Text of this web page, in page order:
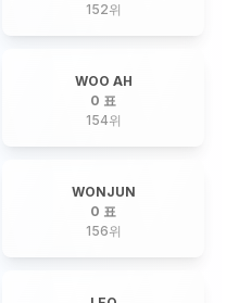
152위
WOO AH
0 표
154위
WONJUN
0 표
156위